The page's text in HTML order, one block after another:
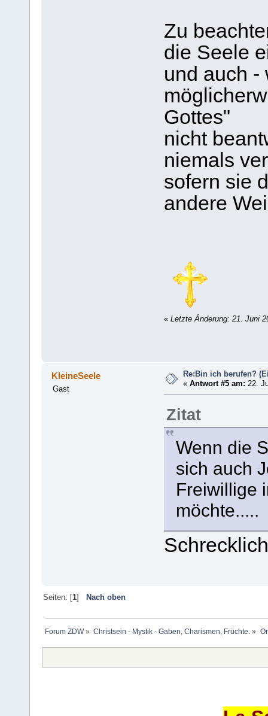
Zu
die Seele
und auch -
Gottes"
nicht
niemals
sofern sie
andere
« Letzte Änderung: 21. Juni
KleineSeele
Gast
Re:Bin ich berufen?
«Antwort #5 am: 22.
Zitat
Wenn die
sich auch
Freiwillige
möchte.....
Seiten: [1] Nach oben
Forum ZDW» Christsein - Mystik - Gaben, Charismen, Früchte. »